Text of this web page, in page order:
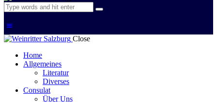
Close
Home
Allgemeines
Literatur
Diverses
Consulat
Über Uns